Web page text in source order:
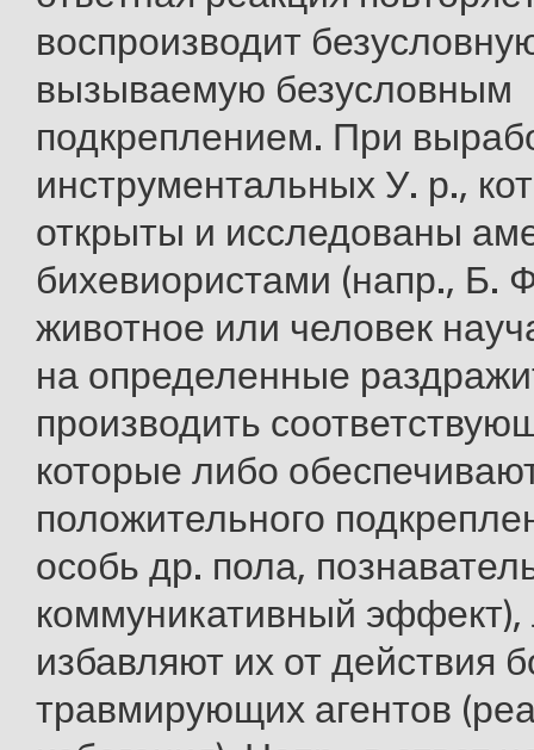
воспроизводит
вызываемую безусловным
подкреплением. При
инструментальных У. р.,
открыты и исследованы
бихевиористами (напр., Б.
животное или человек
на определенные
производить
которые либо
положительного
особь др. пола,
коммуникативный эффект),
избавляют их от действия
травмирующих агентов